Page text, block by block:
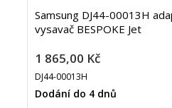
Samsung DJ44-00013H
vysavač BESPOKE Jet
1 865,00 Kč
DJ44-00013H
Dodání do 4 dnů